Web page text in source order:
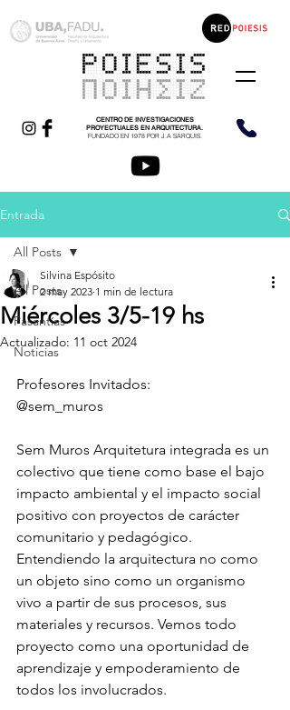
CENTRO DE INVESTIGACIONES
PROYECTUALES EN ARQUITECTURA.
FUNDADO EN 1978 POR J.A SARQUIS.
Entrada
All Posts
Pasantías
Noticias
All Posts
Miércoles 3/5-19 hs
Silvina Espósito
2 may 2023 1 min de lectura
Actualizado: 11 oct 2024
Profesores Invitados:
@sem_muros
Sem Muros Arquitetura integrada es un
colectivo que tiene como base el bajo
impacto ambiental y el impacto social
positivo con proyectos de carácter
comunitario y pedagógico.
Entendiendo la arquitectura no como
un objeto sino como un organismo
vivo a partir de sus procesos, sus
materiales y recursos. Vemos todo
proyecto como una oportunidad de
aprendizaje y empoderamiento de
todos los involucrados.